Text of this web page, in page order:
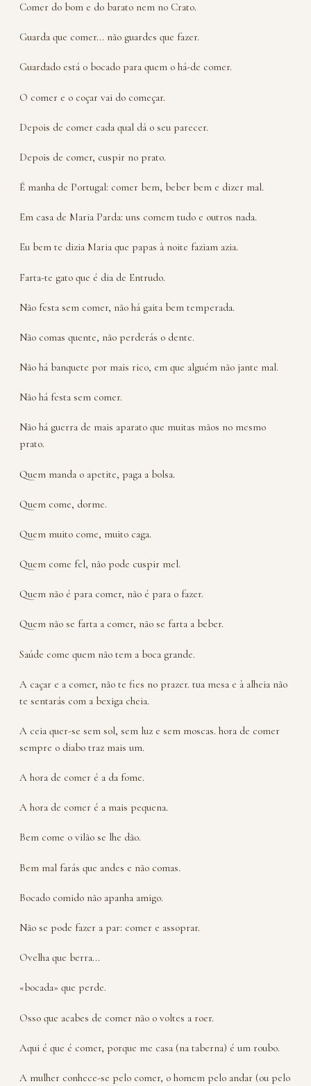
Comer do bom e do barato nem no Crato.
Guarda que comer... não guardes que fazer.
Guardado está o bocado para quem o há-de comer.
O comer e o coçar vai do começar.
Depois de comer cada qual dá o seu parecer.
Depois de comer, cuspir no prato.
É manha de Portugal: comer bem, beber bem e dizer mal.
Em casa de Maria Parda: uns comem tudo e outros nada.
Eu bem te dizia Maria que papas à noite faziam azia.
Farta-te gato que é dia de Entrudo.
Não festa sem comer, não há gaita bem temperada.
Não comas quente, não perderás o dente.
Não há banquete por mais rico, em que alguém não jante mal.
Não há festa sem comer.
Não há guerra de mais aparato que muitas mãos no mesmo
prato.
Quem manda o apetite, paga a bolsa.
Quem come, dorme.
Quem muito come, muito caga.
Quem come fel, não pode cuspir mel.
Quem não é para comer, não é para o fazer.
Quem não se farta a comer, não se farta a beber.
Saúde come quem não tem a boca grande.
A caçar e a comer, não te fies no prazer. tua mesa e à alheia não
te sentarás com a bexiga cheia.
A ceia quer-se sem sol, sem luz e sem moscas. hora de comer
sempre o diabo traz mais um.
A hora de comer é a da fome.
A hora de comer é a mais pequena.
Bem come o vilão se lhe dão.
Bem mal farás que andes e não comas.
Bocado comido não apanha amigo.
Não se pode fazer a par: comer e assoprar.
Ovelha que berra...
«bocada» que perde.
Osso que acabes de comer não o voltes a roer.
Aqui é que é comer, porque me casa (na taberna) é um roubo.
A mulher conhece-se pelo comer, o homem pelo andar (ou pelo